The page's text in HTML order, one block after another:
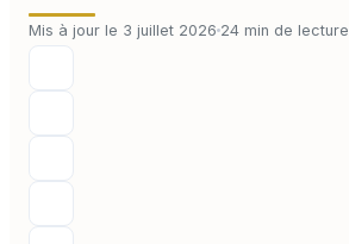
Mis à jour le 3 juillet 2026 24 min de lecture